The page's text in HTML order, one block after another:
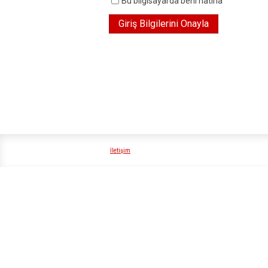
İletişim